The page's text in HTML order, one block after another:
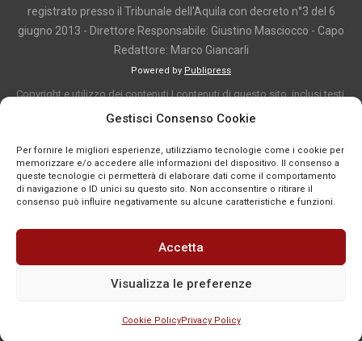
Gestisci Consenso Cookie
Per fornire le migliori esperienze, utilizziamo tecnologie come i cookie per
memorizzare e/o accedere alle informazioni del dispositivo. Il consenso a
queste tecnologie ci permetterà di elaborare dati come il comportamento
di navigazione o ID unici su questo sito. Non acconsentire o ritirare il
consenso può influire negativamente su alcune caratteristiche e funzioni.
Accetta
Visualizza le preferenze
Cookie PolicyPrivacy Policy
registrato presso il Tribunale dell'Aquila con decreto n°3 del 6
giugno 2013 - Direttore Responsabile: Giustino Masciocco - Capo
Redattore: Marco Giancarli
Powered by Publipress
Copyright e utilizzo dei contenuti I contenuti di questo sito, inclusi testi,
articoli, immagini, fotografie, video e grafica, sono protetti da copyright e
indicazione. La riproduzione totale o parziale dei contenuti è consentita
solo previa autorizzazione o citando chiaramente la fonte, con link diretto
alla pagina originale, quando previsto. I contenuti provenienti da terze
parti sono pubblicati a fini informativi e restano di proprietà dei legittimi
titolari dei diritti. Se un contenuto viola diritti d’autore o norme vigenti, è
possibile segnalarlo per la verifica e l’eventuale rimozione tramite
comunicazione mail all'indirizzo redazione@news-town.it